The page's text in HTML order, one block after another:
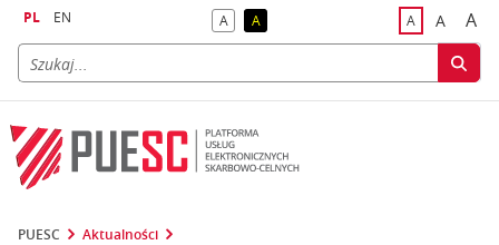
PL EN Akontrast domyślny
Akontrast żółty tekst na czarnym tle
Adomyślna
A A
PUESC Aktualności